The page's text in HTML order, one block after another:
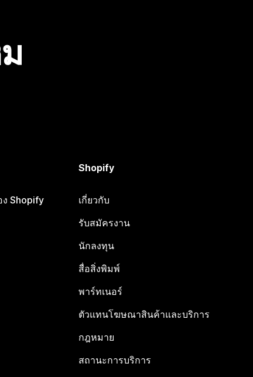
Shopify
Shopify
เกี่ยวกับ
รับสมัครงาน
นักลงทุน
สื่อสิ่งพิมพ์
พาร์ทเนอร์
ตัวแทนโฆษณาสินค้าและบริการ
กฎหมาย
สถานะการบริการ